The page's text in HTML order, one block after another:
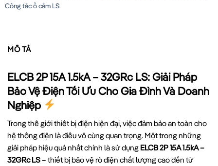
Công tắc ổ cắm LS
MÔ TẢ
ELCB 2P 15A 1.5kA – 32GRc LS: Giải Pháp
Bảo Vệ Điện Tối Ưu Cho Gia Đình Và Doanh
Nghiệp
Trong thế giới thiết bị điện hiện đại, việc đảm bảo an toàn cho
hệ thống điện là điều vô cùng quan trọng. Một trong những
giải pháp hiệu quả nhất chính là sử dụng ELCB 2P 15A 1.5kA –
32GRc LS– thiết bị bảo vệ rò điện chất lượng cao đến từ